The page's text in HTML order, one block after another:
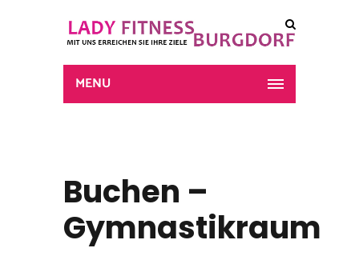
MENU
Buchen –
Gymnastikraum